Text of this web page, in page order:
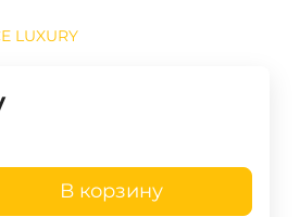
LUXURY
В корзину